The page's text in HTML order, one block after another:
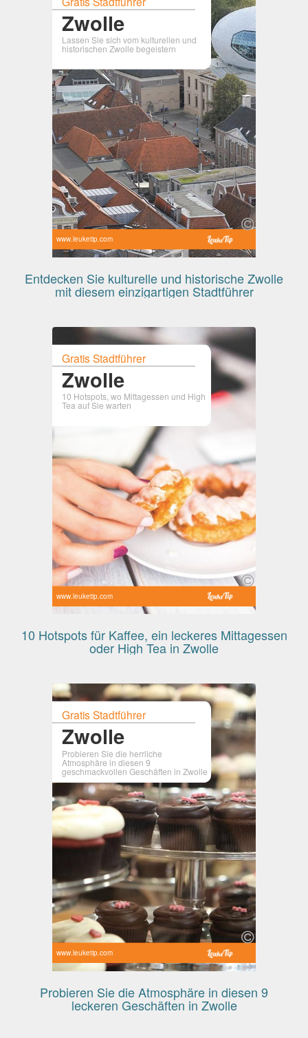
Zwolle
Lassen Sie sich vom kulturellen und
historischen Zwolle begeistern
www.leuketip.com
Entdecken Sie kulturelle und historische Zwolle
mit diesem einzigartigen Stadtführer
Gratis Stadtführer
Zwolle
10 Hotspots, wo Mittagessen und High
Tea auf Sie warten
www.leuketip.com
10 Hotspots für Kaffee, ein leckeres Mittagessen
oder High Tea in Zwolle
Gratis Stadtführer
Zwolle
Probieren Sie die herrliche
Atmosphäre in diesen 9
geschmackvollen Geschäften in Zwolle
www.leuketip.com
Probieren Sie die Atmosphäre in diesen 9
leckeren Geschäften in Zwolle